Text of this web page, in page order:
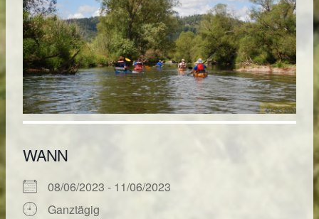
WANN
08/06/2023 - 11/06/2023
Ganztägig